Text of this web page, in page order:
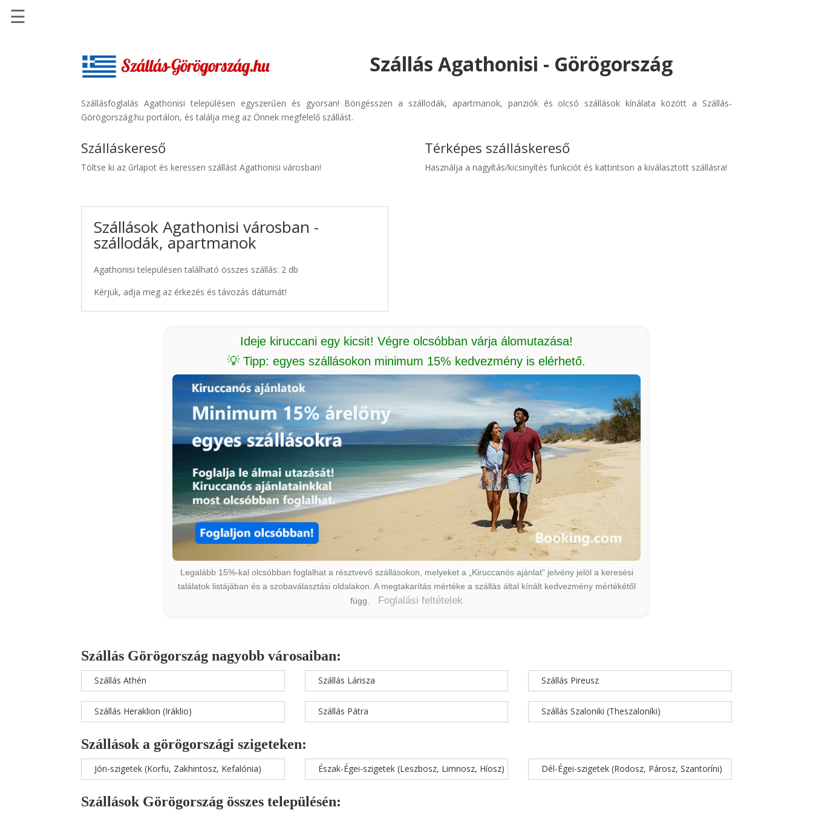
Szállásinfo.eu
Repülőjegy
Autóbérlés
☰
Szállás Agathonisi - Görögország
Szállásfoglalás Agathonisi településen egyszerűen és gyorsan! Böngésszen a szállodák, apartmanok, panziók és olcsó szállások kínálata között a Szállás-
Görögország.hu portálon, és találja meg az Önnek megfelelő szállást.
Szálláskereső
Töltse ki az űrlapot és keressen szállást Agathonisi városban!
Szállások Agathonisi városban -
szállodák, apartmanok
Agathonisi településen található összes szállás: 2 db
Kérjük, adja meg az érkezés és távozás dátumát!
Térképes szálláskereső
Használja a nagyítás/kicsinyítés funkciót és kattintson a kiválasztott szállásra!
Ideje kiruccani egy kicsit! Végre olcsóbban várja álomutazása!
💡 Tipp: egyes szállásokon minimum 15% kedvezmény is elérhető.
Legalább 15%-kal olcsóbban foglalhat a résztvevő szállásokon, melyeket a „Kiruccanós ajánlat” jelvény jelöl a keresési
találatok listájában és a szobaválasztási oldalakon. A megtakarítás mértéke a szállás által kínált kedvezmény mértékétől
függ.
Foglalási feltételek
Szállás Görögország nagyobb városaiban:
Szállás Athén
Szállás Heraklion (Iráklio)
Szállás Lárisza
Szállás Pátra
Szállás Pireusz
Szállás Szaloniki (Theszaloníki)
Szállások a görögországi szigeteken:
Jón-szigetek (Korfu, Zakhintosz, Kefalónia) Észak-Égei-szigetek (Leszbosz, Limnosz, Híosz) Dél-Égei-szigetek (Rodosz, Párosz, Szantoríni)
Szállások Görögország összes településén: